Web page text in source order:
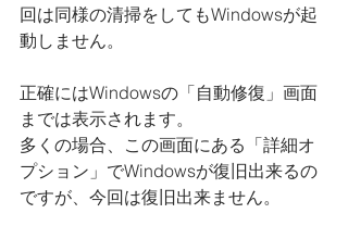
回は同様の清掃をしてもWindowsが起
動しません。
正確にはWindowsの「自動修復」画面
までは表示されます。
多くの場合、この画面にある「詳細オ
プション」でWindowsが復旧出来るの
ですが、今回は復旧出来ません。